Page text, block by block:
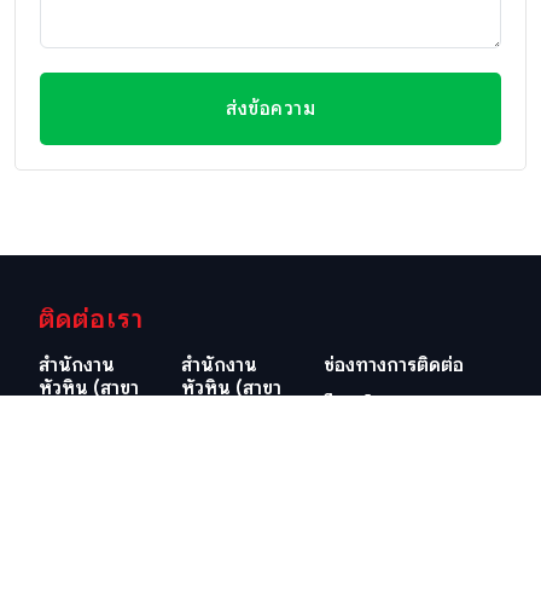
ส่งข้อความ
ติดต่อเรา
สำนักงาน
หัวหิน (สาขา
สำนักงาน
หัวหิน (สาขา
ช่องทางการติดต่อ
อีเมลล์